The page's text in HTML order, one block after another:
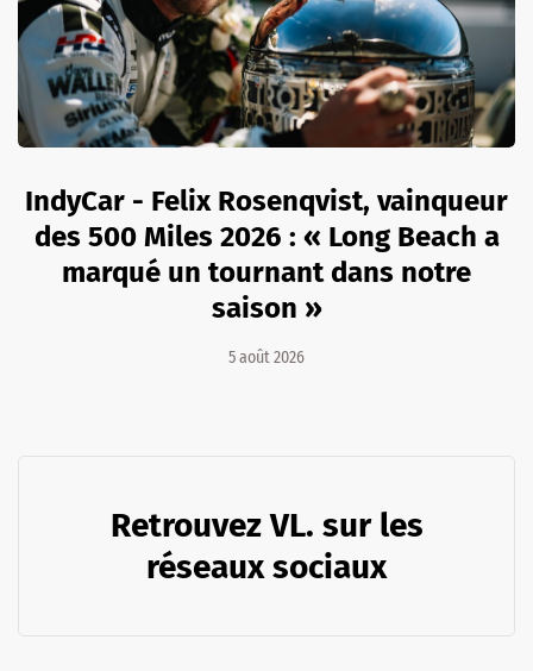
IndyCar - Felix Rosenqvist, vainqueur
des 500 Miles 2026 : « Long Beach a
marqué un tournant dans notre
saison »
5 août 2026
Retrouvez VL. sur les
réseaux sociaux